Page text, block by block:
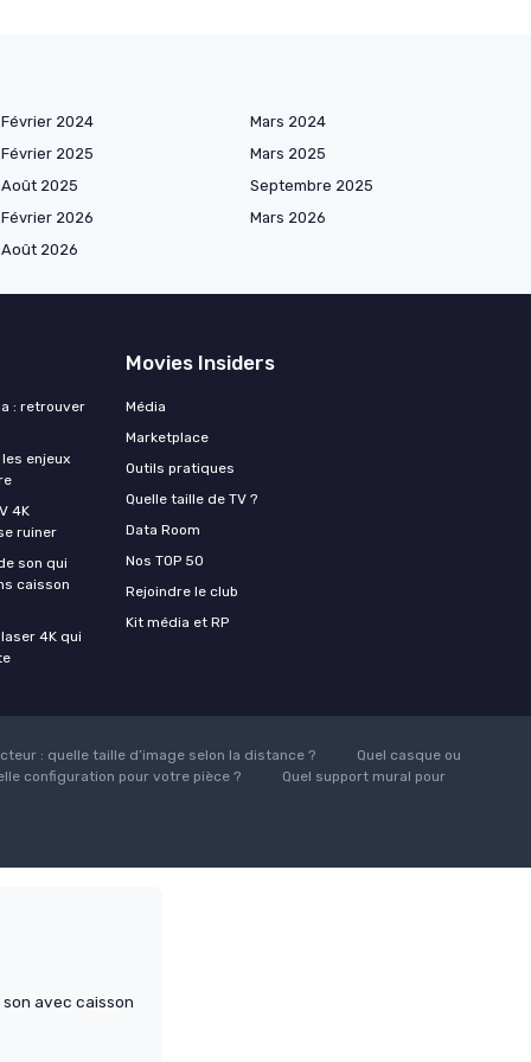
Février 2024
Mars 2024
Février 2025
Mars 2025
Août 2025
Septembre 2025
Février 2026
Mars 2026
Août 2026
: retrouver
enjeux
4K
ruiner
son qui
caisson
4K qui
Movies Insiders
Média
Marketplace
Outils pratiques
Quelle taille de TV ?
Data Room
Nos TOP 50
Rejoindre le club
Kit média et RP
: quelle taille d’image selon la distance ?
Quel casque ou
configuration pour votre pièce ?
Quel support mural pour
son avec caisson